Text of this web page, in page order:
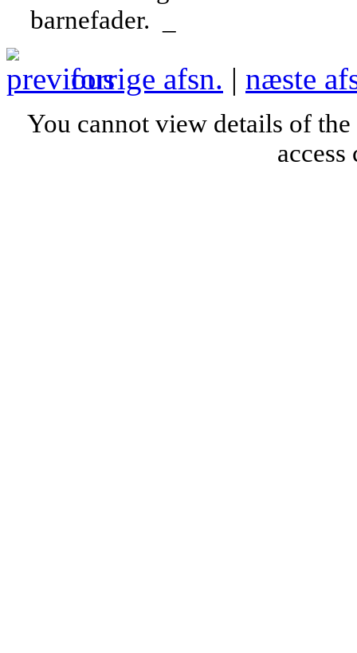
barnefader. _
forrige afsn. | næste
You cannot view details of